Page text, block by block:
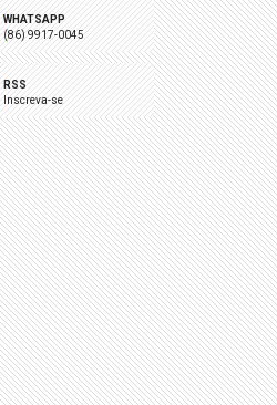
WHATSAPP
(86) 9917-0045
RSS
Inscreva-se